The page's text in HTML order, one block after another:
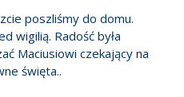
poszliśmy do domu.
wigilią. Radość była
Maciusiowi czekający na
święta..